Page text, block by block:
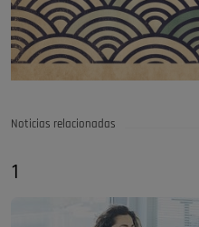
Noticias relacionadas
1